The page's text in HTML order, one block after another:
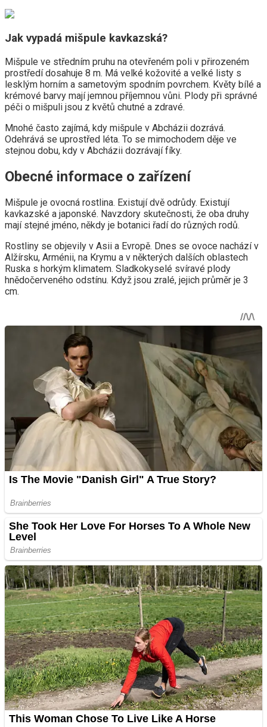
Jak vypadá mišpule kavkazská?
Mišpule ve středním pruhu na otevřeném poli v přirozeném
prostředí dosahuje 8 m. Má velké kožovité a velké listy s
lesklým horním a sametovým spodním povrchem. Květy bílé a
krémové barvy mají jemnou příjemnou vůni. Plody při správné
péči o mišpuli jsou z květů chutné a zdravé.
Mnohé často zajímá, kdy mišpule v Abcházii dozrává.
Odehrává se uprostřed léta. To se mimochodem děje ve
stejnou dobu, kdy v Abcházii dozrávají fíky.
Obecné informace o zařízení
Mišpule je ovocná rostlina. Existují dvě odrůdy. Existují
kavkazské a japonské. Navzdory skutečnosti, že oba druhy
mají stejné jméno, někdy je botanici řadí do různých rodů.
Rostliny se objevily v Asii a Evropě. Dnes se ovoce nachází v
Alžírsku, Arménii, na Krymu a v některých dalších oblastech
Ruska s horkým klimatem. Sladkokyselé svíravé plody
hnědočerveného odstínu. Když jsou zralé, jejich průměr je 3
cm.